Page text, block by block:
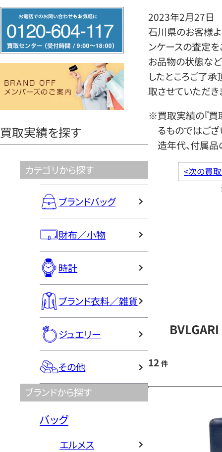
リ
ー
ヤ
買取実績を探す
カテゴリから探す
ブランドバッグ
財布／小物
時計
ブランド衣料／雑貨
ジュエリー
その他
ブランドから探す
バッグ
エルメス
2023年2月27日
石川県のお客様よ
ンケースの査定を
お品物の状態など
したところご了
取させていただき
※買取実績の『買
るものではござ
造年代、付属品
<次の買
12 件